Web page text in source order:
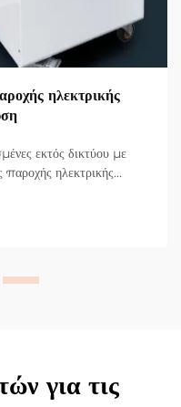
ηλεκτρικής
εκτός δικτύου με
ηλεκτρικής
οι λάτρεις της
για τις